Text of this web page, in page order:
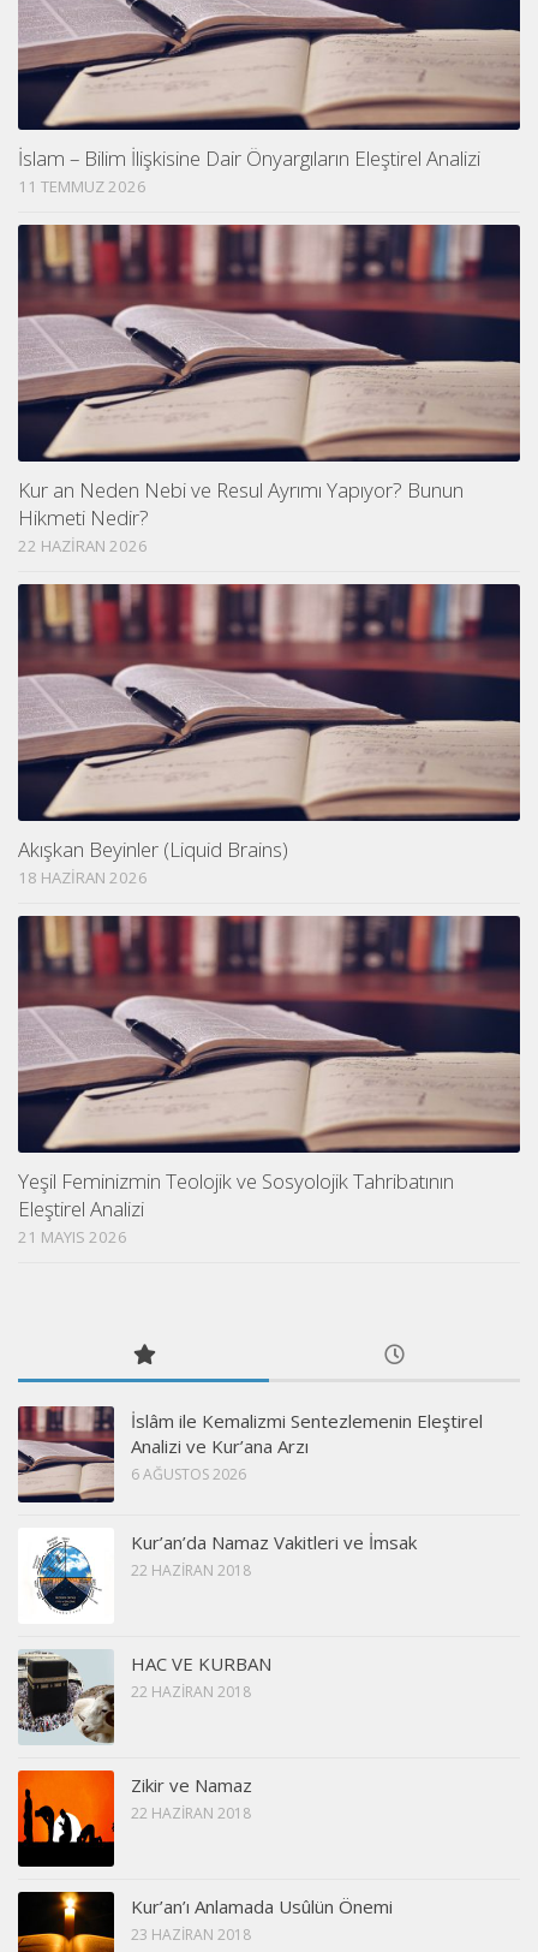
İslam – Bilim İlişkisine Dair Önyargıların Eleştirel Analizi
11 TEMMUZ 2026
Kur an Neden Nebi ve Resul Ayrımı Yapıyor? Bunun
Hikmeti Nedir?
22 HAZIRAN 2026
Akışkan Beyinler (Liquid Brains)
18 HAZIRAN 2026
Yeşil Feminizmin Teolojik ve Sosyolojik Tahribatının
Eleştirel Analizi
21 MAYIS 2026
İslâm ile Kemalizmi Sentezlemenin Eleştirel
Analizi ve Kur’ana Arzı
6 AĞUSTOS 2026
Kur’an’da Namaz Vakitleri ve İmsak
22 HAZIRAN 2018
HAC VE KURBAN
22 HAZIRAN 2018
Zikir ve Namaz
22 HAZIRAN 2018
Kur’an’ı Anlamada Usûlün Önemi
23 HAZIRAN 2018